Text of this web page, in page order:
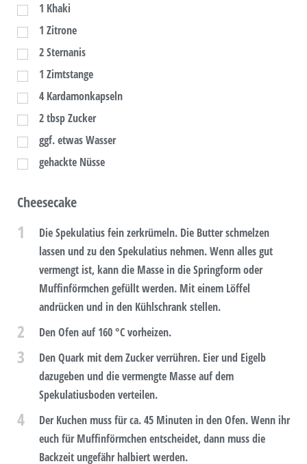
1 Khaki
1 Zitrone
2Sternanis
1 Zimtstange
4 Kardamonkapseln
2tbspZucker
ggf. etwas Wasser
gehackte Nüsse
Cheesecake
1
Die Spekulatius fein zerkrümeln. Die Butter schmelzen
lassen und zu den Spekulatius nehmen. Wenn alles gut
vermengt ist, kann die Masse in die Springform oder
Muffinförmchen gefüllt werden. Mit einem Löffel
andrücken und in den Kühlschrank stellen.
2 Den Ofen auf 160 °C vorheizen.
3
Den Quark mit dem Zucker verrühren. Eier und Eigelb
dazugeben und die vermengte Masse auf dem
Spekulatiusboden verteilen.
4
Der Kuchen muss für ca. 45 Minuten in den Ofen. Wenn ihr
euch für Muffinförmchen entscheidet, dann muss die
Backzeit ungefähr halbiert werden.